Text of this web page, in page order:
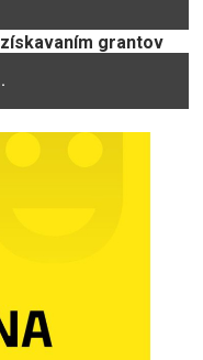
a Culture Moves
grantov
v Trnave a